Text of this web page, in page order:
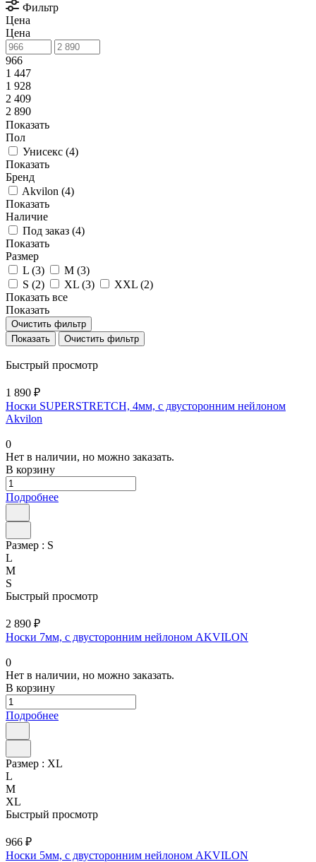
Фильтр
Цена
Цена
966
1 447
1 928
2 409
2 890
Показать
Пол
Унисекс (4)
Показать
Бренд
Akvilon (4)
Показать
Наличие
Под заказ (4)
Показать
Размер
L (3) M (3)
S (2) XL (3) XXL (2)
Показать все
Показать
Очистить фильтр
Очистить фильтр
Быстрый просмотр
1 890 ₽
Носки SUPERSTRETCH, 4мм, с двусторонним нейлоном
Akvilon
0
Нет в наличии, но можно заказать.
В корзину
Подробнее
Размер : S
L
M
S
Быстрый просмотр
2 890 ₽
Носки 7мм, с двусторонним нейлоном AKVILON
0
Нет в наличии, но можно заказать.
В корзину
Подробнее
Размер : XL
L
M
XL
Быстрый просмотр
966 ₽
Носки 5мм, с двусторонним нейлоном AKVILON